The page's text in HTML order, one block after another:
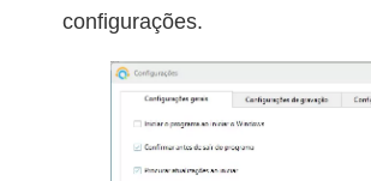
configurações.